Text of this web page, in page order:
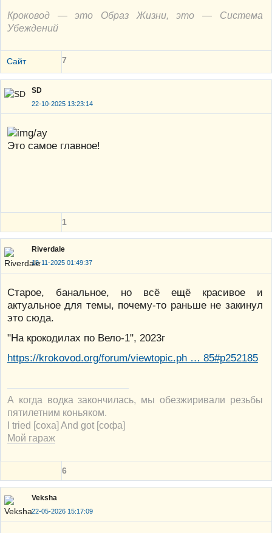
Кроковод — это Образ Жизни, это — Система
Убеждений
Сайт 7
SD
22-10-2025 13:23:14
Это самое главное!
1
Riverdale
18-11-2025 01:49:37
Старое, банальное, но всё ещё красивое и
актуальное для темы, почему-то раньше не закинул
это сюда.
"На крокодилах по Вело-1", 2023г
https://krokovod.org/forum/viewtopic.ph … 85#p252185
А когда водка закончилась, мы обезжиривали резьбы
пятилетним коньяком.
I tried [соха] And got [софа]
Мой гараж
6
Veksha
22-05-2026 15:17:09